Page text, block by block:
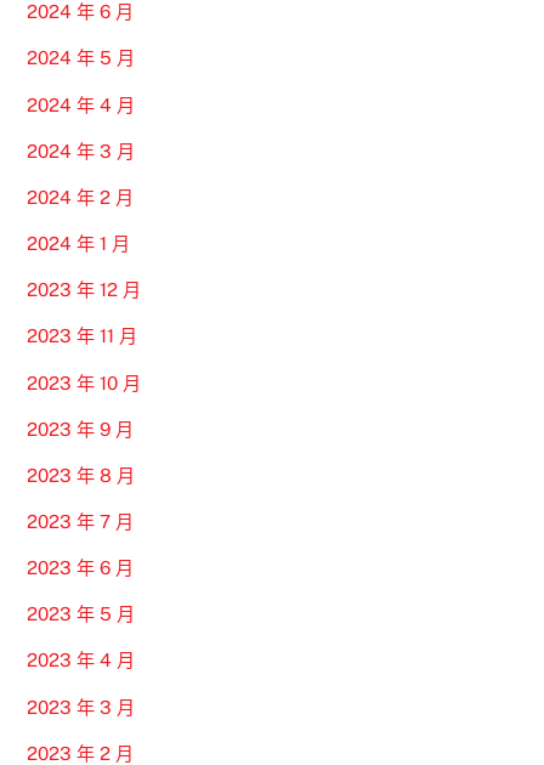
2024 年 6 月
2024 年 5 月
2024 年 4 月
2024 年 3 月
2024 年 2 月
2024 年 1 月
2023 年 12 月
2023 年 11 月
2023 年 10 月
2023 年 9 月
2023 年 8 月
2023 年 7 月
2023 年 6 月
2023 年 5 月
2023 年 4 月
2023 年 3 月
2023 年 2 月